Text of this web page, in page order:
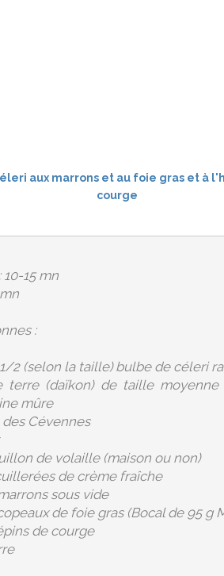
15 mn
:
2 (selon la taille) bulbe de céleri
terre (daïkon) de taille
mûre
Cévennes
de volaille (maison ou non)
de crème fraîche
sous vide
de foie gras (Bocal de 95 g
de courge